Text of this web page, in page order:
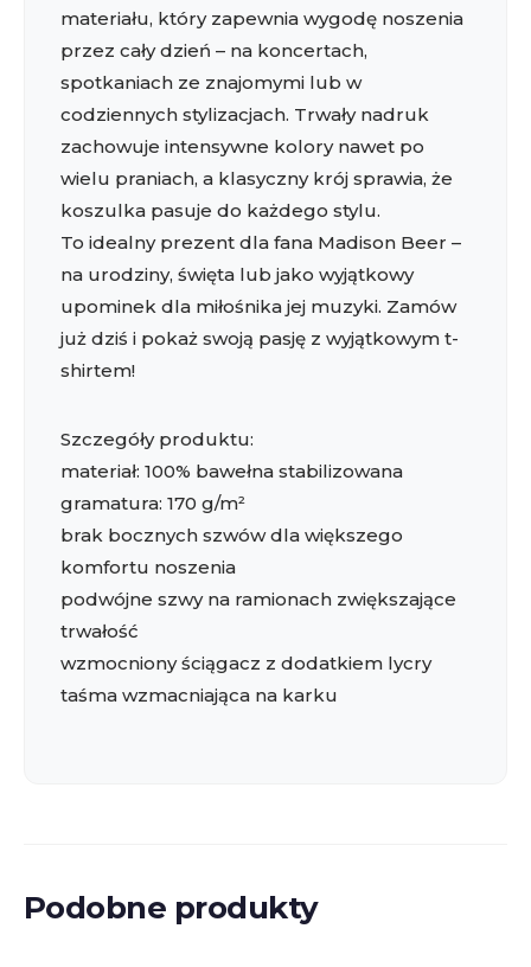
materiału, który zapewnia wygodę noszenia
przez cały dzień – na koncertach,
spotkaniach ze znajomymi lub w
codziennych stylizacjach. Trwały nadruk
zachowuje intensywne kolory nawet po
wielu praniach, a klasyczny krój sprawia, że
koszulka pasuje do każdego stylu.
To idealny prezent dla fana Madison Beer –
na urodziny, święta lub jako wyjątkowy
upominek dla miłośnika jej muzyki. Zamów
już dziś i pokaż swoją pasję z wyjątkowym t-
shirtem!
Szczegóły produktu:
materiał: 100% bawełna stabilizowana
gramatura: 170 g/m²
brak bocznych szwów dla większego
komfortu noszenia
podwójne szwy na ramionach zwiększające
trwałość
wzmocniony ściągacz z dodatkiem lycry
taśma wzmacniająca na karku
Podobne produkty